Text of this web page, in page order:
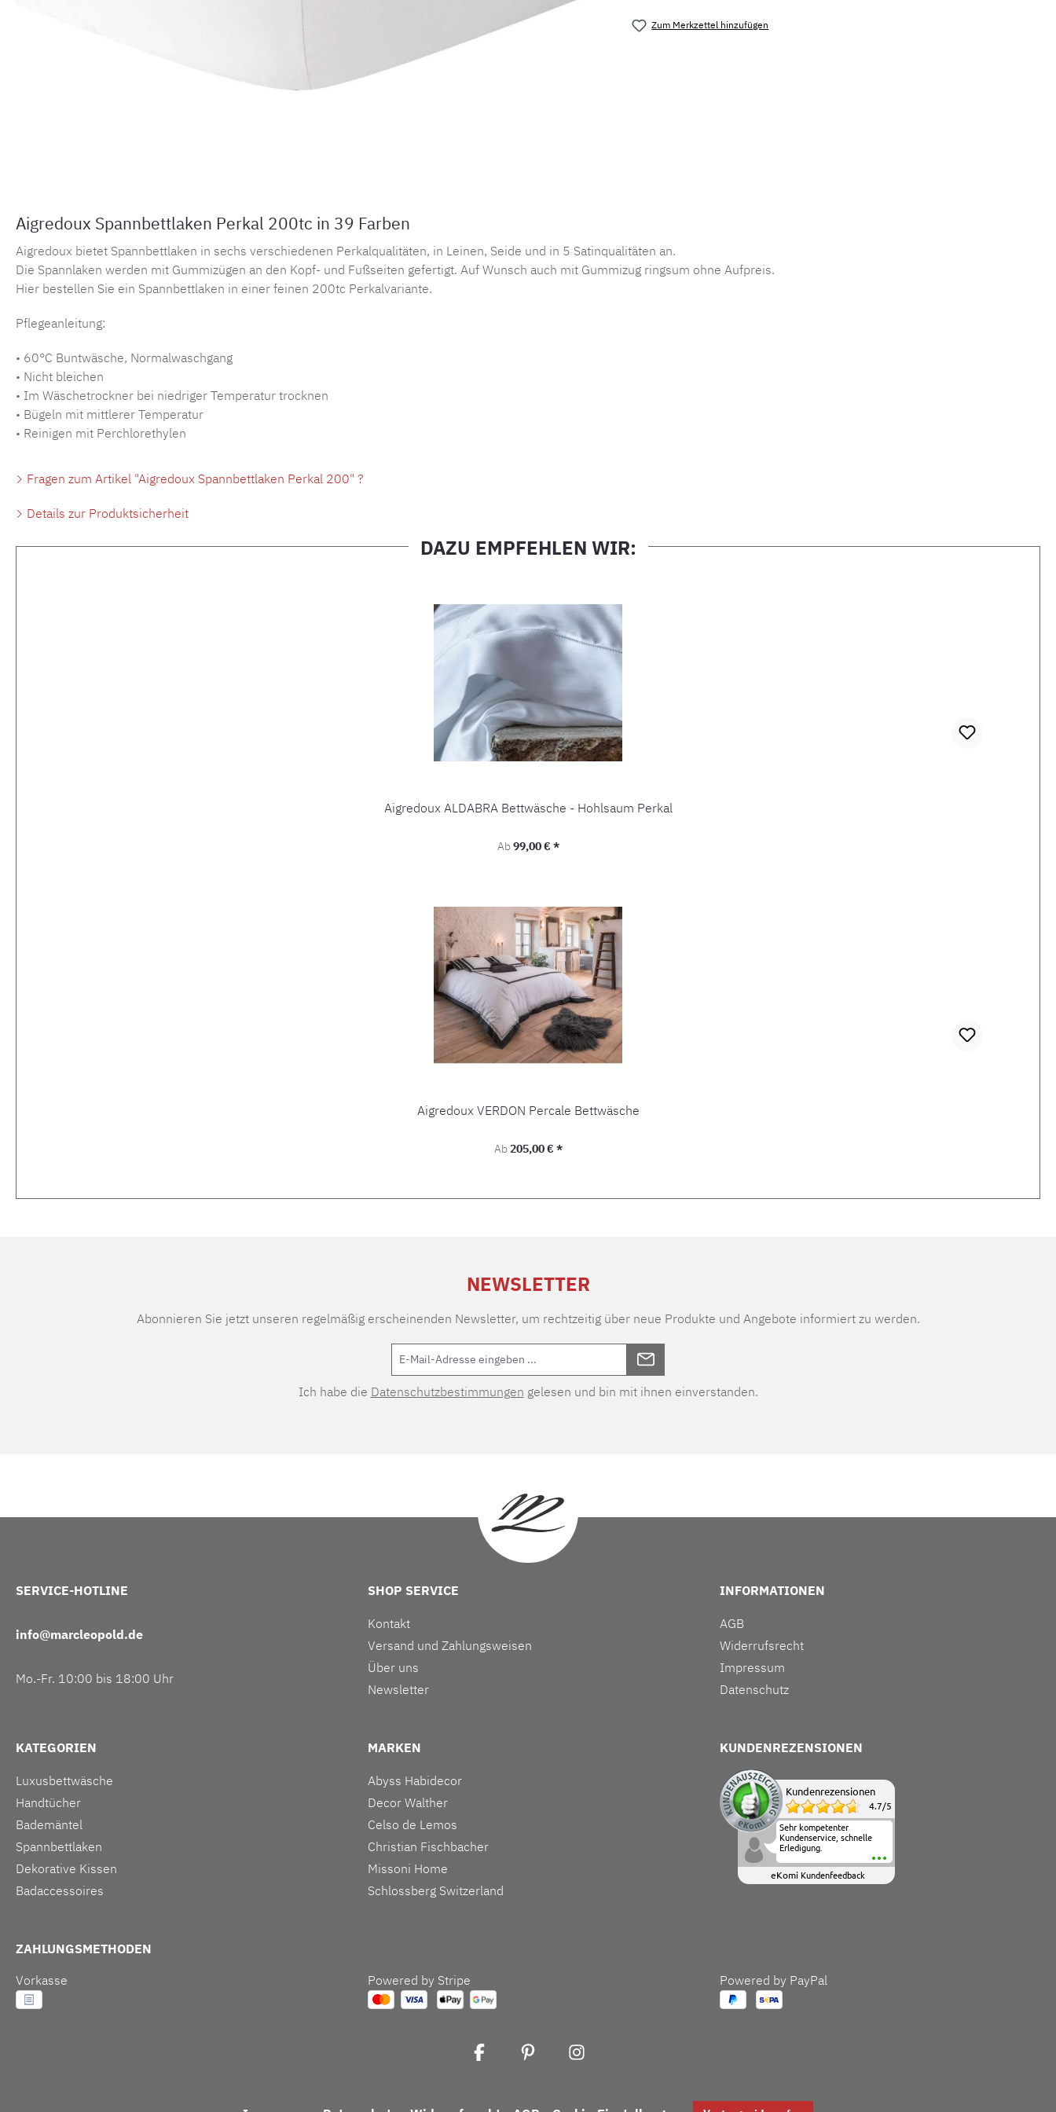
Zum Merkzettel hinzufügen
Aigredoux Spannbettlaken Perkal 200tc in 39 Farben
Aigredoux bietet Spannbettlaken in sechs verschiedenen Perkalqualitäten, in Leinen, Seide und in 5 Satinqualitäten an.
Die Spannlaken werden mit Gummizügen an den Kopf- und Fußseiten gefertigt. Auf Wunsch auch mit Gummizug ringsum ohne Aufpreis.
Hier bestellen Sie ein Spannbettlaken in einer feinen 200tc Perkalvariante.
Pflegeanleitung:
• 60°C Buntwäsche, Normalwaschgang
• Nicht bleichen
• Im Wäschetrockner bei niedriger Temperatur trocknen
• Bügeln mit mittlerer Temperatur
• Reinigen mit Perchlorethylen
Fragen zum Artikel "Aigredoux Spannbettlaken Perkal 200" ?
Details zur Produktsicherheit
DAZU EMPFEHLEN WIR:
Aigredoux ALDABRA Bettwäsche - Hohlsaum Perkal
Regulärer Preis:
Ab99,00 € *
Aigredoux VERDON Percale Bettwäsche
Regulärer Preis:
Ab205,00 € *
NEWSLETTER
Abonnieren Sie jetzt unseren regelmäßig erscheinenden Newsletter, um rechtzeitig über neue Produkte und Angebote informiert zu werden.
Ich habe die Datenschutzbestimmungen gelesen und bin mit ihnen einverstanden.
SERVICE-HOTLINE
info@marcleopold.de
Mo.-Fr. 10:00 bis 18:00 Uhr
SHOP SERVICE
Kontakt
Versand und Zahlungsweisen
Über uns
Newsletter
INFORMATIONEN
AGB
Widerrufsrecht
Impressum
Datenschutz
KATEGORIEN
Luxusbettwäsche
Handtücher
Bademäntel
Spannbettlaken
Dekorative Kissen
Badaccessoires
MARKEN
Abyss Habidecor
Decor Walther
Celso de Lemos
Christian Fischbacher
Missoni Home
Schlossberg Switzerland
KUNDENREZENSIONEN
Kundenrezensionen
4.7/5
Sehr kompetenter
Kundenservice, schnelle
Erledigung.
eKomi Kundenfeedback
ZAHLUNGSMETHODEN
Vorkasse
Powered by Stripe Powered by PayPal